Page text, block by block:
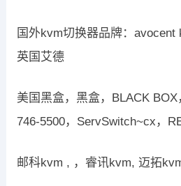
国外kvm切换器品牌：
英国艾德
美国黑盒，黑盒，BLACK BOX
746-5500，ServSwitch~cx，
邮科kvm , ，睿讯kvm, 迈拓